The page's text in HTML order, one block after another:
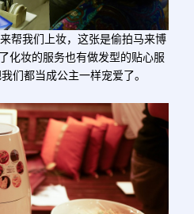
帮我们上妆，这张是偷拍马来博
化妆的服务也有做发型的贴心服
们都当成公主一样宠爱了。